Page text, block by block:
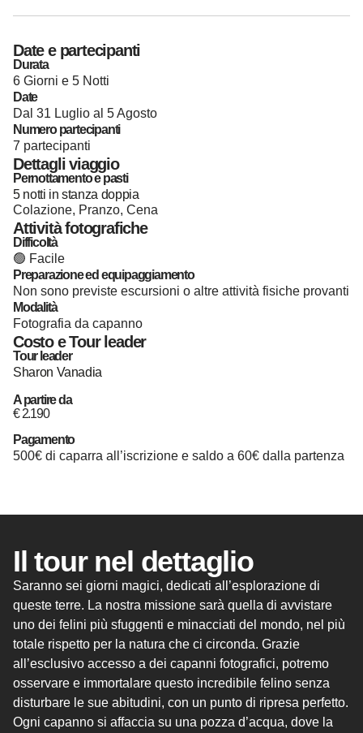
Date e partecipanti
Durata
6 Giorni e 5 Notti
Date
Dal 31 Luglio al 5 Agosto
Numero partecipanti
7 partecipanti
Dettagli viaggio
Pernottamento e pasti
5 notti in stanza doppia
Colazione, Pranzo, Cena
Attività fotografiche
Difficoltà
🟢 Facile
Preparazione ed equipaggiamento
Non sono previste escursioni o altre attività fisiche provanti
Modalità
Fotografia da capanno
Costo e Tour leader
Tour leader
Sharon Vanadia
A partire da
€2.190
Pagamento
500€ di caparra all’iscrizione e saldo a 60€ dalla partenza
Il tour nel dettaglio
Saranno sei giorni magici, dedicati all’esplorazione di
queste terre. La nostra missione sarà quella di avvistare
uno dei felini più sfuggenti e minacciati del mondo, nel più
totale rispetto per la natura che ci circonda. Grazie
all’esclusivo accesso a dei capanni fotografici, potremo
osservare e immortalare questo incredibile felino senza
disturbare le sue abitudini, con un punto di ripresa perfetto.
Ogni capanno si affaccia su una pozza d’acqua, dove la